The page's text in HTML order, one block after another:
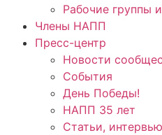
Рабочие группы
Члены НАПП
Пресс-центр
Новости
События
День Победы!
НАПП 35 лет
Статьи,